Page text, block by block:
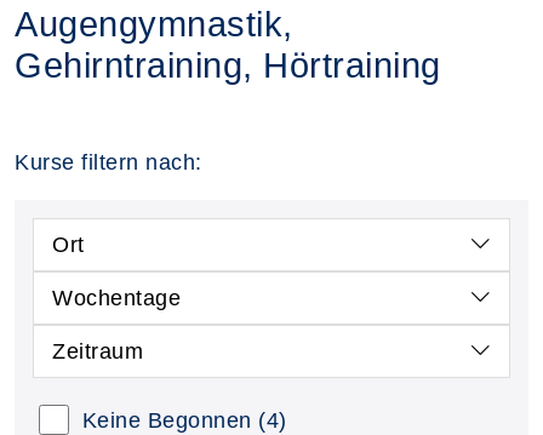
Augengymnastik,
Gehirntraining, Hörtraining
Kurse filtern nach:
Ort
Wochentage
Zeitraum
Keine Begonnen (4)